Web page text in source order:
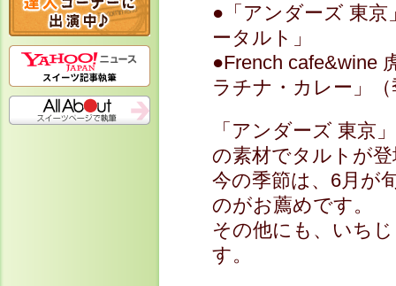
●「アンダーズ 東
ータルト」
●French cafe&wine
ラチナ・カレー」
「アンダーズ 東京
の素材でタルトが
今の季節は、6月が
のがお薦めです。
その他にも、いち
す。